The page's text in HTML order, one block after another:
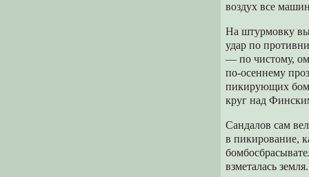
воздух все
На штурмовку
удар по
— по чистому,
по-осеннему
пикирующих
круг над
Сандалов сам
в пикирование,
взметалась